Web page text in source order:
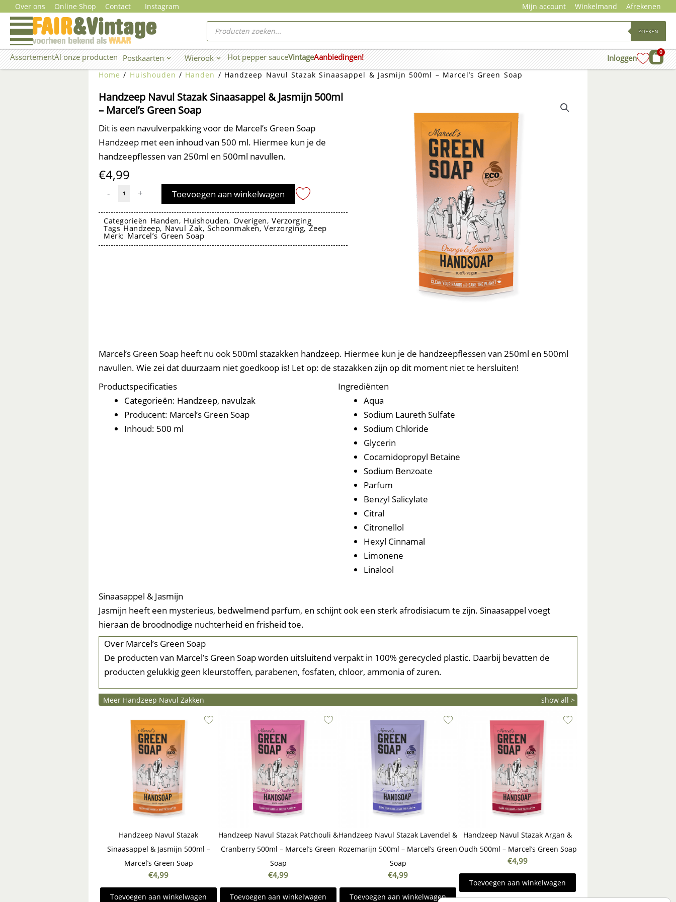
naar
inhoud
Over ons Online Shop Contact Instagram Mijn account Winkelmand Afrekenen
Producten
zoeken ZOEKEN
AssortementAl onze producten Postkaarten Open Postkaarten
Wierook Open Wierook
Hot pepper sauceVintageAanbiedingen! Inloggen
0
Home / Huishouden / Handen / Handzeep Navul Stazak Sinaasappel & Jasmijn 500ml – Marcel’s Green Soap
Handzeep Navul Stazak Sinaasappel & Jasmijn 500ml
– Marcel’s Green Soap
Dit is een navulverpakking voor de Marcel’s Green Soap
Handzeep met een inhoud van 500 ml. Hiermee kun je de
handzeepflessen van 250ml en 500ml navullen.
€4,99
-
Handzeep
Stazak
Sinaasappel
&
+ Toevoegen aan winkelwagen
Categorieën Handen, Huishouden, Overigen,Verzorging
Tags Handzeep, Navul Zak,Schoonmaken,Verzorging,Zeep
Merk: Marcel’s Green Soap
Marcel’s Green Soap heeft nu ook 500ml stazakken handzeep. Hiermee kun je de handzeepflessen van 250ml en 500ml
navullen. Wie zei dat duurzaam niet goedkoop is! Let op: de stazakken zijn op dit moment niet te hersluiten!
Productspecificaties
Categorieën: Handzeep, navulzak
Producent: Marcel’s Green Soap
Inhoud: 500 ml
Ingrediënten
Aqua
Sodium Laureth Sulfate
Sodium Chloride
Glycerin
Cocamidopropyl Betaine
Sodium Benzoate
Parfum
Benzyl Salicylate
Citral
Citronellol
Hexyl Cinnamal
Limonene
Linalool
Sinaasappel & Jasmijn
Jasmijn heeft een mysterieus, bedwelmend parfum, en schijnt ook een sterk afrodisiacum te zijn. Sinaasappel voegt
hieraan de broodnodige nuchterheid en frisheid toe.
Over Marcel’s Green Soap
De producten van Marcel’s Green Soap worden uitsluitend verpakt in 100% gerecycled plastic. Daarbij bevatten de
producten gelukkig geen kleurstoffen, parabenen, fosfaten, chloor, ammonia of zuren.
Meer Handzeep Navul Zakken show all >
Handzeep Navul Stazak
Sinaasappel & Jasmijn 500ml –
Marcel’s Green Soap
€4,99
Toevoegen aan winkelwagen
Handzeep Navul Stazak Patchouli &
Cranberry 500ml – Marcel’s Green
Soap
€4,99
Toevoegen aan winkelwagen
Handzeep Navul Stazak Lavendel &
Rozemarijn 500ml – Marcel’s Green
Soap
€4,99
Toevoegen aan winkelwagen
Handzeep Navul Stazak Argan &
Oudh 500ml – Marcel’s Green Soap
€4,99
Toevoegen aan winkelwagen